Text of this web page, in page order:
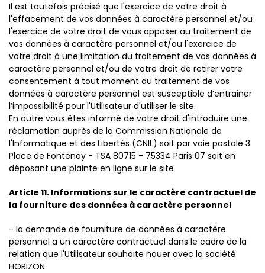
Il est toutefois précisé que l'exercice de votre droit à
l'effacement de vos données à caractère personnel et/ou
l'exercice de votre droit de vous opposer au traitement de
vos données à caractère personnel et/ou l'exercice de
votre droit à une limitation du traitement de vos données à
caractère personnel et/ou de votre droit de retirer votre
consentement à tout moment au traitement de vos
données à caractère personnel est susceptible d’entrainer
l’impossibilité pour l'Utilisateur d'utiliser le site.
En outre vous êtes informé de votre droit d'introduire une
réclamation auprès de la Commission Nationale de
l'Informatique et des Libertés (CNIL) soit par voie postale 3
Place de Fontenoy - TSA 80715 - 75334 Paris 07 soit en
déposant une plainte en ligne sur le site
Article 11. Informations sur le caractère contractuel de
la fourniture des données à caractère personnel
- la demande de fourniture de données à caractère
personnel a un caractère contractuel dans le cadre de la
relation que l'Utilisateur souhaite nouer avec la société
HORIZON